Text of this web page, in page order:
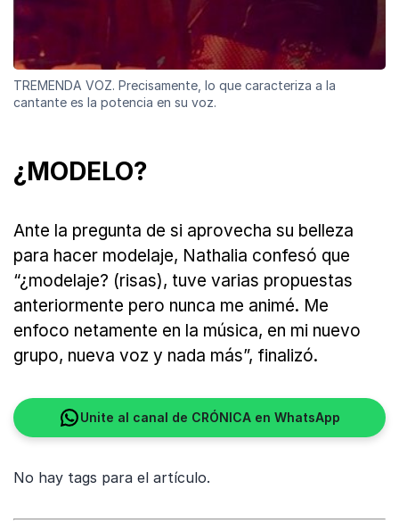
TREMENDA VOZ. Precisamente, lo que caracteriza a la
cantante es la potencia en su voz.
¿MODELO?
Ante la pregunta de si aprovecha su belleza
para hacer modelaje, Nathalia confesó que
“¿modelaje? (risas), tuve varias propuestas
anteriormente pero nunca me animé. Me
enfoco netamente en la música, en mi nuevo
grupo, nueva voz y nada más”, finalizó.
Unite al canal de CRÓNICA en WhatsApp
No hay tags para el artículo.